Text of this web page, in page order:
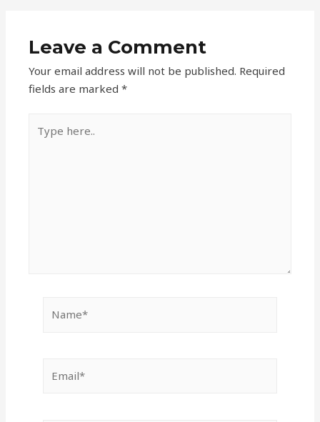
Leave a Comment
Your email address will not be published. Required
fields are marked*
here..